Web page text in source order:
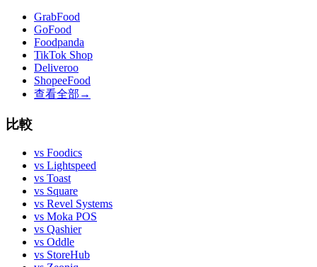
GrabFood
GoFood
Foodpanda
TikTok Shop
Deliveroo
ShopeeFood
查看全部 →
比較
vs Foodics
vs Lightspeed
vs Toast
vs Square
vs Revel Systems
vs Moka POS
vs Qashier
vs Oddle
vs StoreHub